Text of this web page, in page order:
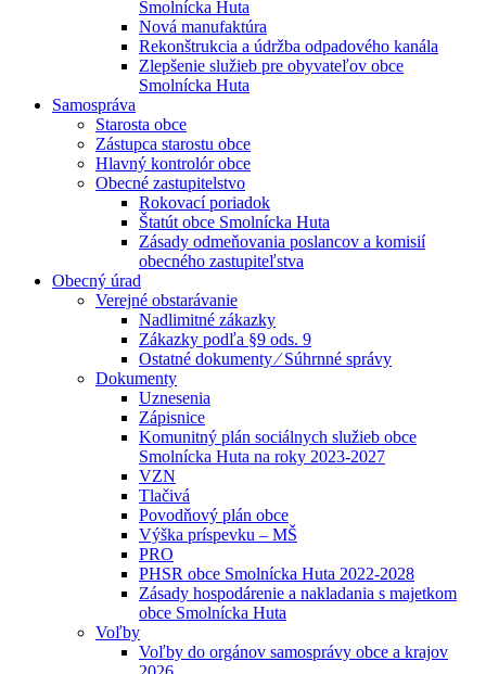
Smolnícka Huta
Nová manufaktúra
Rekonštrukcia a údržba odpadového kanála
Zlepšenie služieb pre obyvateľov obce
Smolnícka Huta
Samospráva
Starosta obce
Zástupca starostu obce
Hlavný kontrolór obce
Obecné zastupitelstvo
Rokovací poriadok
Štatút obce Smolnícka Huta
Zásady odmeňovania poslancov a komisií
obecného zastupiteľstva
Obecný úrad
Verejné obstarávanie
Nadlimitné zákazky
Zákazky podľa §9 ods. 9
Ostatné dokumenty ⁄ Súhrnné správy
Dokumenty
Uznesenia
Zápisnice
Komunitný plán sociálnych služieb obce
Smolnícka Huta na roky 2023-2027
VZN
Tlačivá
Povodňový plán obce
Výška príspevku – MŠ
PRO
PHSR obce Smolnícka Huta 2022-2028
Zásady hospodárenie a nakladania s majetkom
obce Smolnícka Huta
Voľby
Voľby do orgánov samosprávy obce a krajov